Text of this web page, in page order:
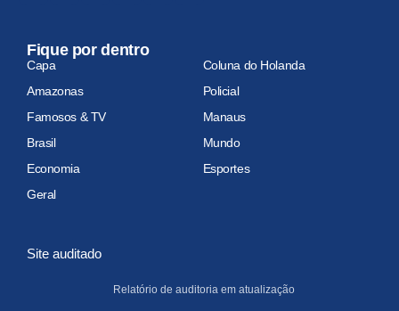
Fique por dentro
Capa
Coluna do Holanda
Amazonas
Policial
Famosos & TV
Manaus
Brasil
Mundo
Economia
Esportes
Geral
Site auditado
Relatório de auditoria em atualização